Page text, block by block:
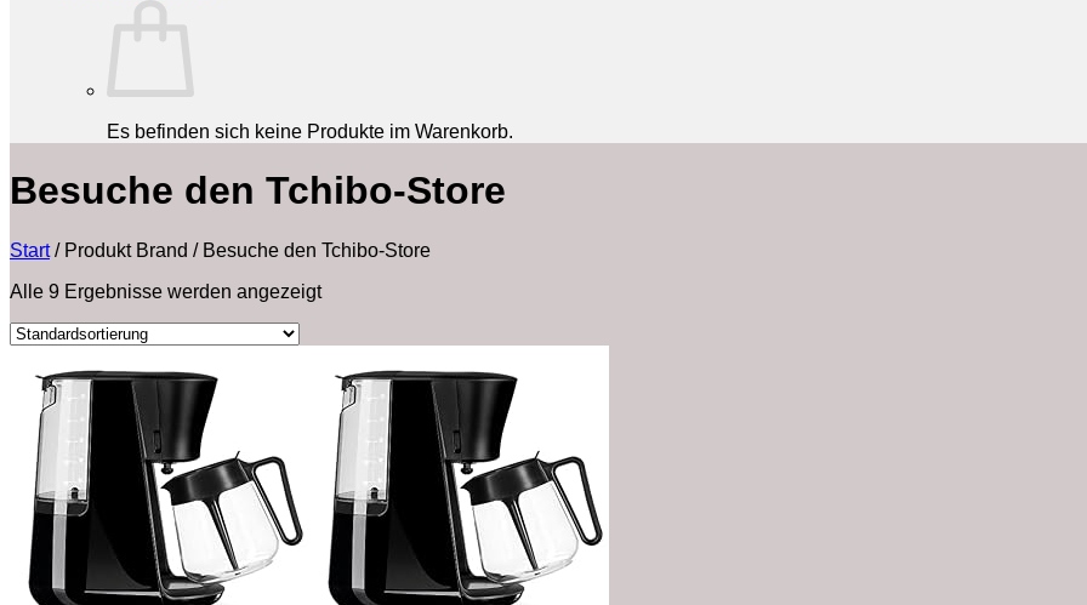
Es befinden sich keine Produkte im Warenkorb.
Besuche den Tchibo-Store
Start /Produkt Brand /Besuche den Tchibo-Store
Alle 9 Ergebnisse werden angezeigt